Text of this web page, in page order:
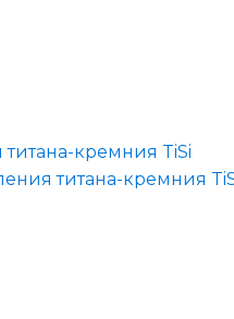
кремния TiSi